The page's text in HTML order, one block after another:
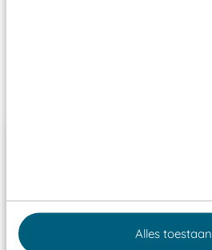
Alles toestaan